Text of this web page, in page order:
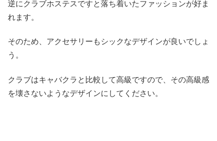
逆にクラブホステスですと落ち着いたファッションが好ま
れます。
そのため、アクセサリーもシックなデザインが良いでしょ
う。
クラブはキャバクラと比較して高級ですので、その高級感
を壊さないようなデザインにしてください。